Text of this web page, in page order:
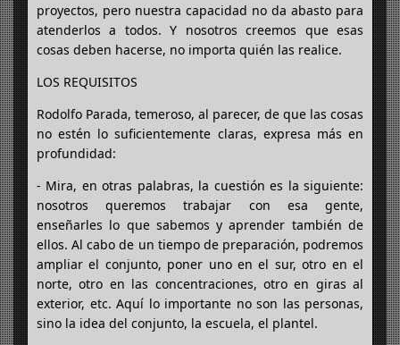
proyectos, pero nuestra capacidad no da abasto para
atenderlos a todos. Y nosotros creemos que esas
cosas deben hacerse, no importa quién las realice.
LOS REQUISITOS
Rodolfo Parada, temeroso, al parecer, de que las cosas
no estén lo suficientemente claras, expresa más en
profundidad:
- Mira, en otras palabras, la cuestión es la siguiente:
nosotros queremos trabajar con esa gente,
enseñarles lo que sabemos y aprender también de
ellos. Al cabo de un tiempo de preparación, podremos
ampliar el conjunto, poner uno en el sur, otro en el
norte, otro en las concentraciones, otro en giras al
exterior, etc. Aquí lo importante no son las personas,
sino la idea del conjunto, la escuela, el plantel.